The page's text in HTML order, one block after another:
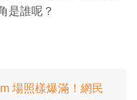
是誰呢？
場照樣爆滿！網民